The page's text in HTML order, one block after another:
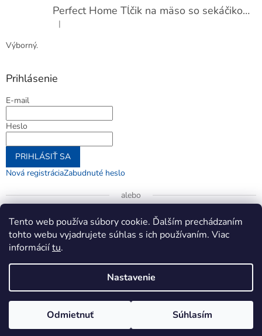
Tento web používa súbory cookie. Ďalším prechádzaním
tohto webu vyjadrujete súhlas s ich používaním. Viac
informáciítu.
Nastavenie
Odmietnuť Súhlasím
Perfect Home Tĺčik na mäso so sekáčikom, 56893
Hodnotenie produktu je 5 z 5 hviezdičiek.
|
Výborný.
Prihlásenie
E-mail
Heslo
PRIHLÁSIŤ SA
Nová registráciaZabudnuté heslo
alebo
Prihlásiť sa cez Google
. Všetky práva vyhradené.